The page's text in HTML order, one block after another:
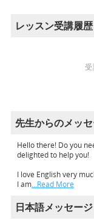
レッスン受講履歴
受
先生からのメッ
Hello there! Do you
delighted to help you!
I love English very
I am…Read More
日本語メッセージ